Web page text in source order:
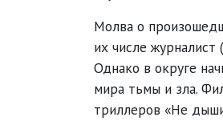
Молва о
их числе
Однако в округе
мира тьмы и зла.
триллеров «Не